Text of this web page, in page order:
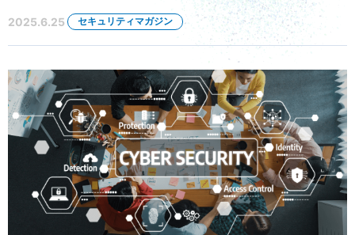
セキュリティ管理
セキュリティ監視・検知
セキュリティインシデント対応・調査
OTセキュリティ
サプライチェーンセキュリティ
IoTプロダクトセキュリティ
課題から探す
セキュリティナレッジ
ニュース
企業情報
カタログダウンロード
2025.6.25 セキュリティマガジン